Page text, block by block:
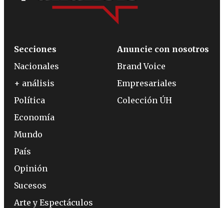
Secciones
Nacionales
+ análisis
Política
Economía
Mundo
País
Opinión
Sucesos
Arte y Espectáculos
Anuncie con nosotros
Brand Voice
Empresariales
Colección ÚH